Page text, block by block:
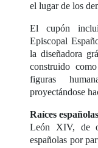
el lugar de los
El cupón
Episcopal
la diseñadora
construido
figuras
proyectándose
Raíces españolas
León XIV, de
españolas por